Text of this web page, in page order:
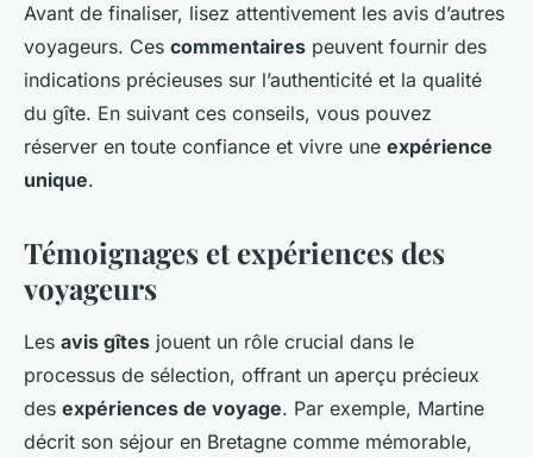
Avant de finaliser, lisez attentivement les avis d’autres
voyageurs. Ces commentaires peuvent fournir des
indications précieuses sur l’authenticité et la qualité
du gîte. En suivant ces conseils, vous pouvez
réserver en toute confiance et vivre une expérience
unique.
Témoignages et expériences des
voyageurs
Les avis gîtes jouent un rôle crucial dans le
processus de sélection, offrant un aperçu précieux
des expériences de voyage. Par exemple, Martine
décrit son séjour en Bretagne comme mémorable,